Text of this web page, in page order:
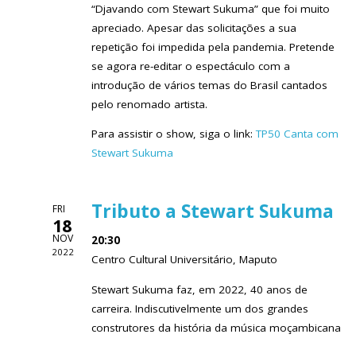
“Djavando com Stewart Sukuma” que foi muito
apreciado. Apesar das solicitações a sua
repetição foi impedida pela pandemia. Pretende
se agora re-editar o espectáculo com a
introdução de vários temas do Brasil cantados
pelo renomado artista.
Para assistir o show, siga o link:TP50 Canta com
Stewart Sukuma
FRI
18
NOV
2022
Tributo a Stewart Sukuma
20:30
Centro Cultural Universitário, Maputo
Stewart Sukuma faz, em 2022, 40 anos de
carreira. Indiscutivelmente um dos grandes
construtores da história da música moçambicana